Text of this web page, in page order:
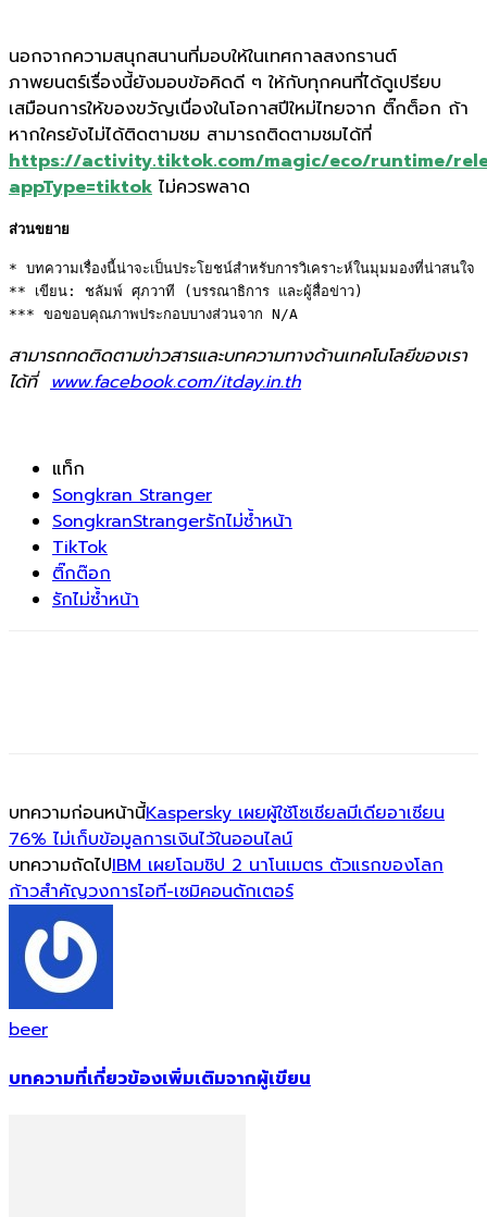
นอกจากความสนุกสนานที่มอบให้ในเทศกาลสงกรานต์
ภาพยนตร์เรื่องนี้ยังมอบข้อคิดดี ๆ ให้กับทุกคนที่ได้ดูเปรียบ
เสมือนการให้ของขวัญเนื่องในโอกาสปีใหม่ไทยจาก ติ๊กต็อก ถ้า
หากใครยังไม่ได้ติดตามชม สามารถติดตามชมได้ที่
https://activity.tiktok.com/magic/eco/runtime/
appType=tiktok ไม่ควรพลาด
ส่วนขยาย
* บทความเรื่องนี้น่าจะเป็นประโยชน์สำหรับการวิเคราะห์ในมุมมองที่น่าสนใจ
** เขียน: ชลัมพ์ ศุภวาที (บรรณาธิการ และผู้สื่อข่าว)
*** ขอขอบคุณภาพประกอบบางส่วนจาก N/A
สามารถกดติดตามข่าวสารและบทความทางด้านเทคโนโลยีของเรา
ได้ที่ www.facebook.com/itday.in.th
แท็ก
Songkran Stranger
SongkranStrangerรักไม่ซ้ำหน้า
TikTok
ติ๊กต๊อก
รักไม่ซ้ำหน้า
บทความก่อนหน้านี้Kaspersky เผยผู้ใช้โซเชียลมีเดียอาเซียน
76% ไม่เก็บข้อมูลการเงินไว้ในออนไลน์
บทความถัดไปIBM เผยโฉมชิป 2 นาโนเมตร ตัวแรกของโลก
ก้าวสำคัญวงการไอที-เซมิคอนดักเตอร์
beer
บทความที่เกี่ยวข้องเพิ่มเติมจากผู้เขียน